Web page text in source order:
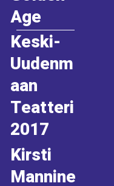
Age
Keski-
Uudenm
aan
Teatteri
2017
Kirsti
Mannine